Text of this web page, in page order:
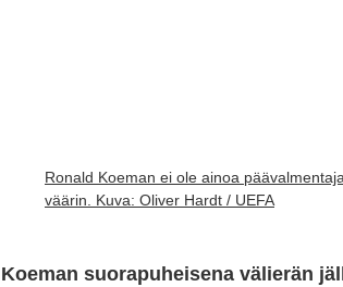
Ronald Koeman ei ole ainoa
väärin. Kuva: Oliver Hardt / UEFA
Koeman suorapuheisena välierän